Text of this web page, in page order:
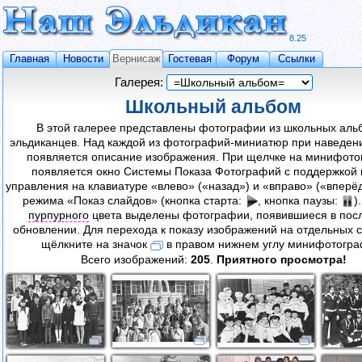
8.25
Главная Новости Вернисаж Гостевая Форум Ссылки
Галерея:
Школьный альбом
В этой галерее представлены фотографии из школьных
эльдиканцев. Над каждой из фотографий-миниатюр при
появляется описание изображения. При щелчке на
появляется окно Системы Показа Фотографий с поддержкой
управления на клавиатуре «влево» («назад») и «вправо»
режима «Показ слайдов» (кнопка старта:
, кнопка паузы:
пурпурного цвета выделены фотографии, появившиеся в
обновлении. Для перехода к показу изображений на отдельных
щёлкните на значок
в правом нижнем углу
Всего изображений: 205. Приятного просмотра!